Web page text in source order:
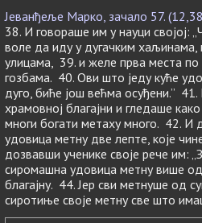
Јеванђеље Марко, зачало 57.
38. И говораше им у науци својој:
воле да иду у дугачким
улицама, 39. и желе прва места по
гозбама. 40. Ови што једу куће
дуго, биће још већма осуђени.”
храмовној благајни и гледаше
многи богати метаху много. 42.
удовица метну две лепте, које
дозвавши ученике своје рече им:
сиромашна удовица метну више
благајну. 44. Јер сви метнуше од
сиротиње своје метну све што